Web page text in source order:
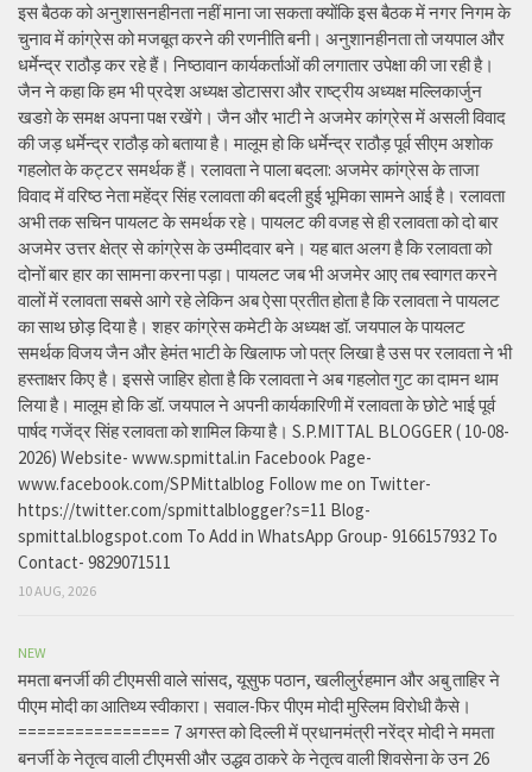
इस बैठक को अनुशासनहीनता नहीं माना जा सकता क्योंकि इस बैठक में नगर निगम के
चुनाव में कांग्रेस को मजबूत करने की रणनीति बनी। अनुशानहीनता तो जयपाल और
धर्मेन्द्र राठौड़ कर रहे हैं। निष्ठावान कार्यकर्ताओं की लगातार उपेक्षा की जा रही है।
जैन ने कहा कि हम भी प्रदेश अध्यक्ष डोटासरा और राष्ट्रीय अध्यक्ष मल्लिकार्जुन
खडग़े के समक्ष अपना पक्ष रखेंगे। जैन और भाटी ने अजमेर कांग्रेस में असली विवाद
की जड़ धर्मेन्द्र राठौड़ को बताया है। मालूम हो कि धर्मेन्द्र राठौड़ पूर्व सीएम अशोक
गहलोत के कट्टर समर्थक हैं। रलावता ने पाला बदला: अजमेर कांग्रेस के ताजा
विवाद में वरिष्ठ नेता महेंद्र सिंह रलावता की बदली हुई भूमिका सामने आई है। रलावता
अभी तक सचिन पायलट के समर्थक रहे। पायलट की वजह से ही रलावता को दो बार
अजमेर उत्तर क्षेत्र से कांग्रेस के उम्मीदवार बने। यह बात अलग है कि रलावता को
दोनों बार हार का सामना करना पड़ा। पायलट जब भी अजमेर आए तब स्वागत करने
वालों में रलावता सबसे आगे रहे लेकिन अब ऐसा प्रतीत होता है कि रलावता ने पायलट
का साथ छोड़ दिया है। शहर कांग्रेस कमेटी के अध्यक्ष डॉ. जयपाल के पायलट
समर्थक विजय जैन और हेमंत भाटी के खिलाफ जो पत्र लिखा है उस पर रलावता ने भी
हस्ताक्षर किए है। इससे जाहिर होता है कि रलावता ने अब गहलोत गुट का दामन थाम
लिया है। मालूम हो कि डॉ. जयपाल ने अपनी कार्यकारिणी में रलावता के छोटे भाई पूर्व
पार्षद गजेंद्र सिंह रलावता को शामिल किया है। S.P.MITTAL BLOGGER ( 10-08-
2026) Website- www.spmittal.in Facebook Page-
www.facebook.com/SPMittalblog Follow me on Twitter-
https://twitter.com/spmittalblogger?s=11 Blog-
spmittal.blogspot.com To Add in WhatsApp Group- 9166157932 To
Contact- 9829071511
10 AUG, 2026
NEW
ममता बनर्जी की टीएमसी वाले सांसद, यूसुफ पठान, खलीलुर्रहमान और अबु ताहिर ने
पीएम मोदी का आतिथ्य स्वीकारा। सवाल-फिर पीएम मोदी मुस्लिम विरोधी कैसे।
================ 7 अगस्त को दिल्ली में प्रधानमंत्री नरेंद्र मोदी ने ममता
बनर्जी के नेतृत्व वाली टीएमसी और उद्धव ठाकरे के नेतृत्व वाली शिवसेना के उन 26